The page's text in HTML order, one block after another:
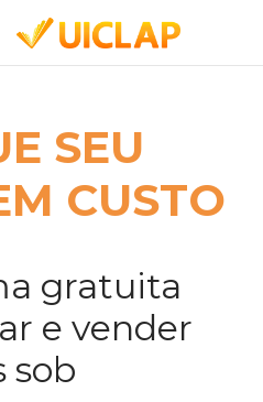
SEU
CUSTO
gratuita
e vender
sob